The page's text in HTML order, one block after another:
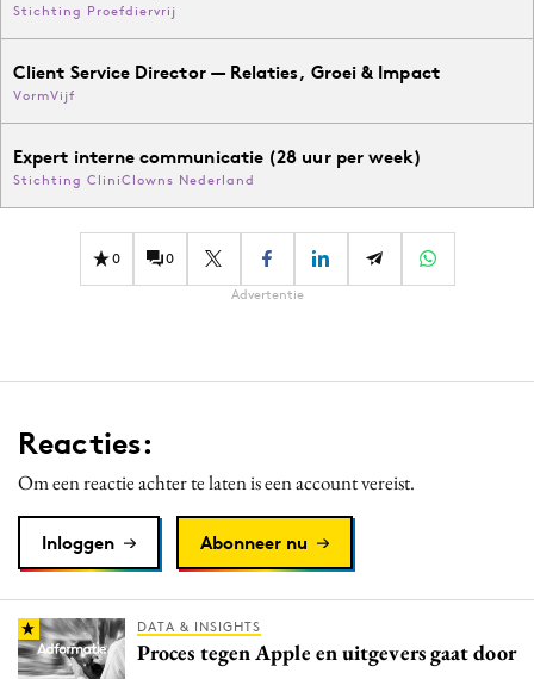
Stichting Proefdiervrij
Client Service Director — Relaties, Groei & Impact
VormVijf
Expert interne communicatie (28 uur per week)
Stichting CliniClowns Nederland
0 0
Advertentie
Reacties:
Om een reactie achter te laten is een account vereist.
Inloggen Abonneer nu
DATA & INSIGHTS
Proces tegen Apple en uitgevers gaat door